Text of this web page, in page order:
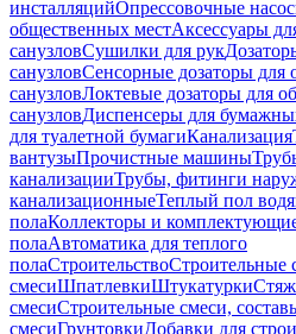
инсталляцийОпрессовочные
общественных местАксессуары
санузловСушилки для рук
санузловСенсорные дозаторы для
санузловЛоктевые дозаторы для
санузловДиспенсеры для
для туалетной бумагиКанализация
вантузыПрочистные машины
канализацииТрубы, фитинги
канализационныеТеплый пол
полаКоллекторы и
полаАвтоматика для теплого
полаСтроительствоСтроительные
смесиШпатлевкиШтукатурки
смесиСтроительные смеси,
смесиГрунтовкиДобавки для